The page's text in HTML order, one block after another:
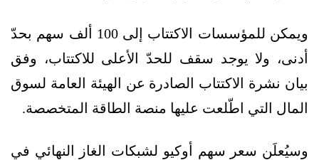
ويمكن للمؤسسات الاكتتاب إلى 100 ألف سهم بحدّ
أدنى، ولا يوجد سقف للحدّ الأعلى للاكتتاب، وفق
بيان نشرة الاكتتاب الصادرة عن الهيئة العامة لسوق
المال التي اطّلعت عليها منصة الطاقة المتخصصة.
وسيُعلَن سعر سهم أوكيو لشبكات الغاز النهائي في